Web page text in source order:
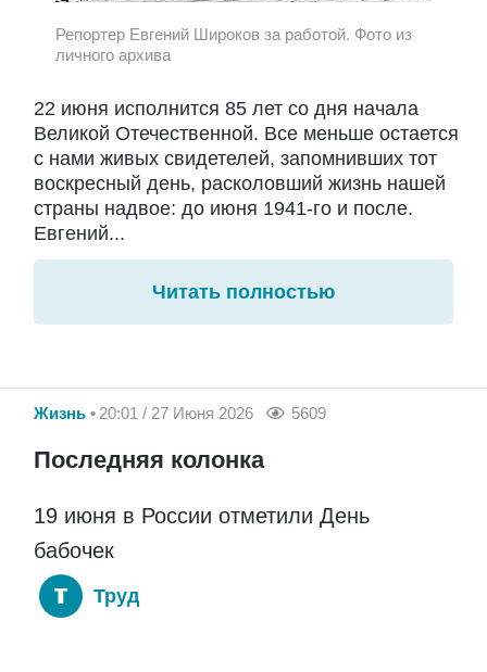
Репортер Евгений Широков за работой. Фото из
личного архива
22 июня исполнится 85 лет со дня начала
Великой Отечественной. Все меньше остается
с нами живых свидетелей, запомнивших тот
воскресный день, расколовший жизнь нашей
страны надвое: до июня 1941-го и после.
Евгений...
Читать полностью
Жизнь 20:01 / 27 Июня 2026 5609
Последняя колонка
19 июня в России отметили День
бабочек
Труд